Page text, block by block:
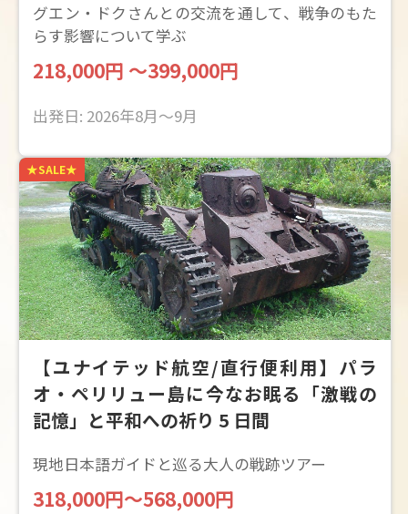
グエン・ドクさんとの交流を通して、戦争のもた
らす影響について学ぶ
218,000円 ～399,000円
出発日: 2026年8月～9月
★SALE★
【ユナイテッド航空/直行便利用】パラ
オ・ペリリュー島に今なお眠る「激戦の
記憶」と平和への祈り 5 日間
現地日本語ガイドと巡る大人の戦跡ツアー
318,000円〜568,000円